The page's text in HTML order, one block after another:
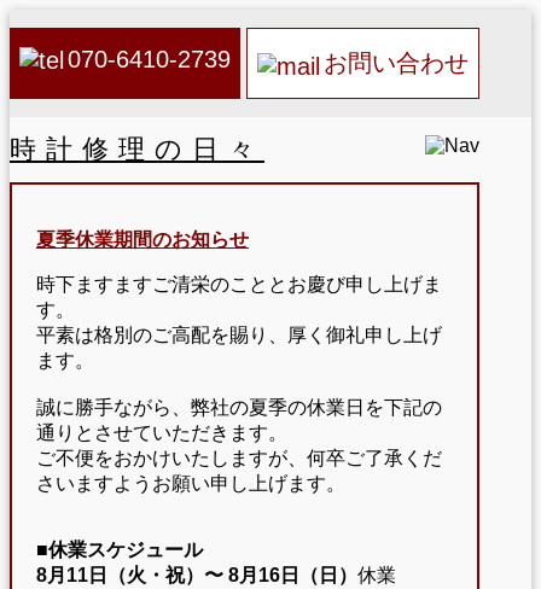
070-6410-2739 お問い合わせ
時計修理の日々
夏季休業期間のお知らせ
時下ますますご清栄のこととお慶び申し上げま
す。
平素は格別のご高配を賜り、厚く御礼申し上げ
ます。
誠に勝手ながら、弊社の夏季の休業日を下記の
通りとさせていただきます。
ご不便をおかけいたしますが、何卒ご了承くだ
さいますようお願い申し上げます。
■休業スケジュール
8月11日（火・祝）〜 8月16日（日） 休業